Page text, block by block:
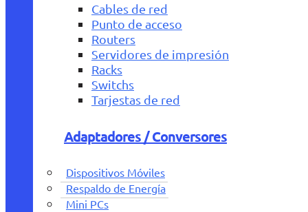
Cables de red
Punto de acceso
Routers
Servidores de impresión
Racks
Switchs
Tarjestas de red
Adaptadores / Conversores
Dispositivos Móviles
Respaldo de Energía
Mini PCs